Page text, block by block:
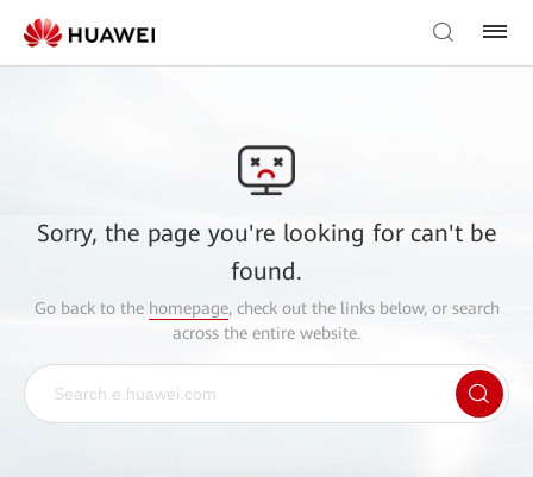
Sorry, the page you're looking for can't be
found.
Go back to the homepage, check out the links below, or search
across the entire website.